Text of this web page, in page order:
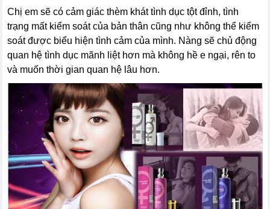
Chị em sẽ có cảm giác thèm khát tình dục tột đỉnh, tình
trạng mất kiểm soát của bản thân cũng như không thể kiểm
soát được biểu hiện tình cảm của mình. Nàng sẽ chủ động
quan hệ tình dục mãnh liệt hơn mà không hề e ngại, rên to
và muốn thời gian quan hệ lâu hơn.